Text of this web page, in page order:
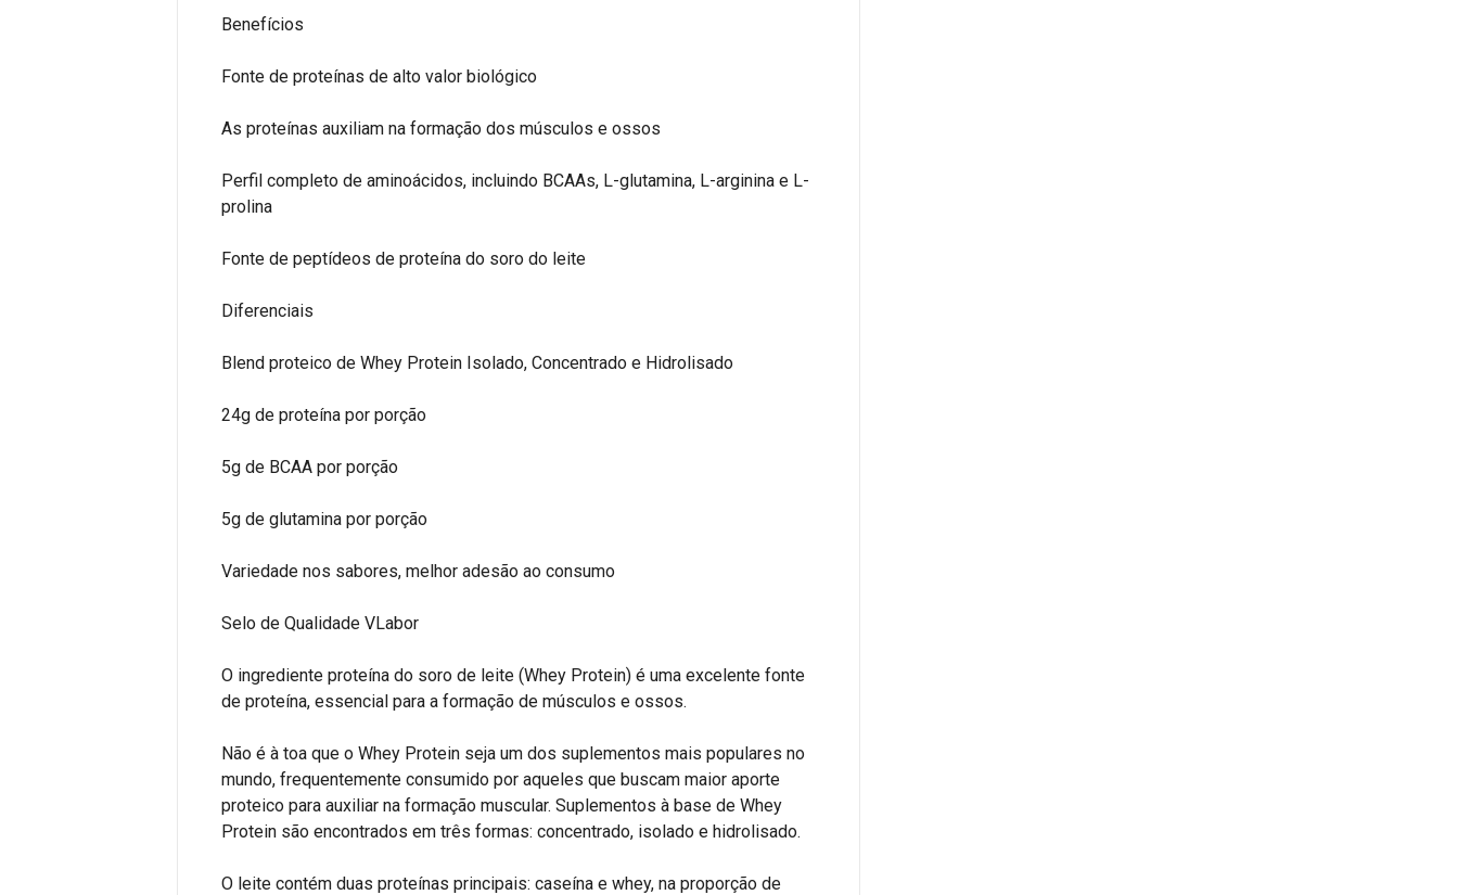
Benefícios
Fonte de proteínas de alto valor biológico
As proteínas auxiliam na formação dos músculos e ossos
Perfil completo de aminoácidos, incluindo BCAAs, L-glutamina, L-arginina e L-
prolina
Fonte de peptídeos de proteína do soro do leite
Diferenciais
Blend proteico de Whey Protein Isolado, Concentrado e Hidrolisado
24g de proteína por porção
5g de BCAA por porção
5g de glutamina por porção
Variedade nos sabores, melhor adesão ao consumo
Selo de Qualidade VLabor
O ingrediente proteína do soro de leite (Whey Protein) é uma excelente fonte
de proteína, essencial para a formação de músculos e ossos.
Não é à toa que o Whey Protein seja um dos suplementos mais populares no
mundo, frequentemente consumido por aqueles que buscam maior aporte
proteico para auxiliar na formação muscular. Suplementos à base de Whey
Protein são encontrados em três formas: concentrado, isolado e hidrolisado.
O leite contém duas proteínas principais: caseína e whey, na proporção de